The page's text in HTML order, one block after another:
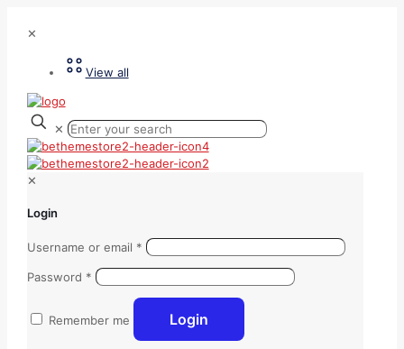
✕
View all
✕
✕
Login
Username or email *
Password *
Remember me Login